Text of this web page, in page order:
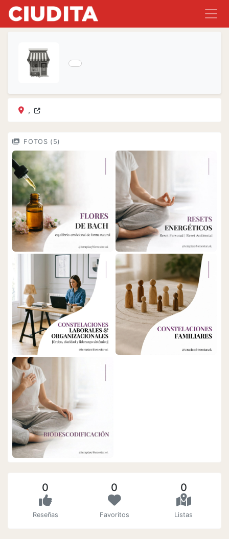
,
FOTOS (5)
0
Reseñas
0
Favoritos
0
Listas